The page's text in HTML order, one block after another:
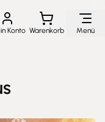
Konto Warenkorb Menü